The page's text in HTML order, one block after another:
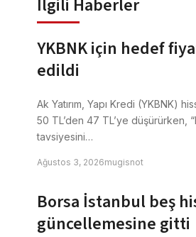
İlgili Haberler
YKBNK için hedef
edildi
Ak Yatırım, Yapı Kredi (YKBNK)
50 TL’den 47 TL’ye düşürürken,
tavsiyesini…
Ağustos 3, 2026mugisnot
Borsa İstanbul beş
güncellemesine gitti